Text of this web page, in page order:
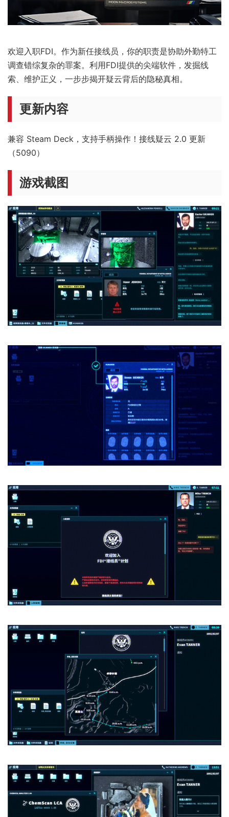
欢迎入职FDI。作为新任接线员，你的职责是协助外勤特工
调查错综复杂的罪案。利用FDI提供的尖端软件，发掘线
索、维护正义，一步步揭开疑云背后的隐秘真相。
更新内容
兼容 Steam Deck，支持手柄操作！接线疑云 2.0 更新
（5090）
游戏截图